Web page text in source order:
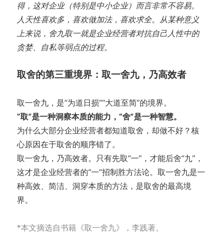
得，这对企业（特别是中小企业）而言非常不容易。
人天性喜欢多，喜欢做加法，喜欢求全。从某种意义
上来说，舍九取一就是企业经营者对抗自己人性中的
贪婪、自私等弱点的过程。
取舍的第三重境界：取一舍九，乃高效者
取一舍九，是“为道日损”“大道至简”的境界。
“取”是一种洞察本质的能力，“舍”是一种智慧。
为什么大部分企业经营者都知道取舍，却做不好？核
心原因在于取舍的顺序错了。
取一舍九，乃高效者。只有先取“一”，才能后舍“九”，
这才是企业经营者的“一”招制胜方法论。取一舍九是一
种高效、简洁、洞穿本质的方法，是取舍的最高境
界。
*本文摘选自书籍《取一舍九》，李践著。